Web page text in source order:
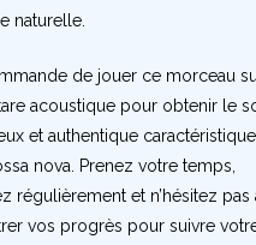
naturelle.
de jouer ce morceau
acoustique pour obtenir le
et authentique caractéristique
nova. Prenez votre temps,
régulièrement et n’hésitez pas
vos progrès pour suivre